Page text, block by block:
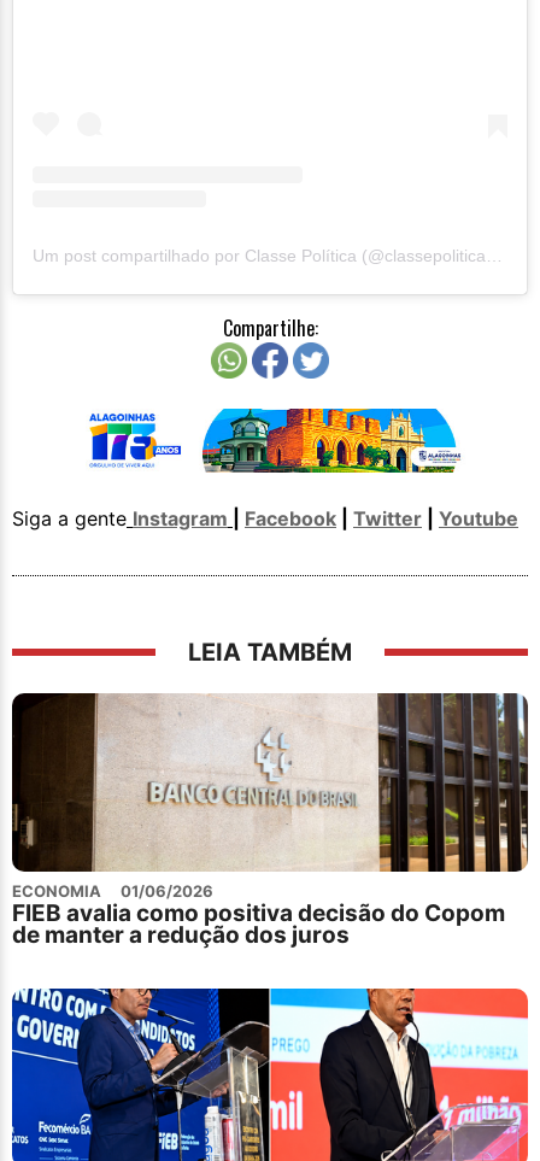
Compartilhe:
Siga a gente Instagram Facebook Twitter Youtube
LEIA TAMBÉM
ECONOMIA 01/06/2026
FIEB avalia como positiva decisão do Copom
de manter a redução dos juros